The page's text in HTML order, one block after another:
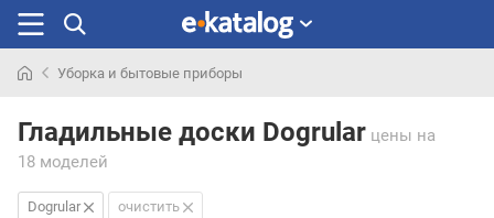
раньше
Уборка и бытовые приборы
Гладильные доски Dogrular цены на
18 моделей
Dogrular очистить